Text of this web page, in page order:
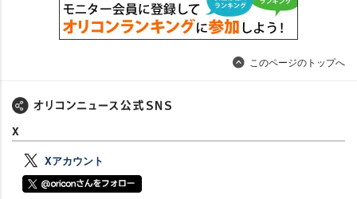
このページのトップへ
X
Xアカウント